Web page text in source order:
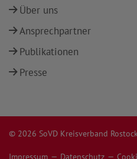
Über uns
Ansprechpartner
Publikationen
Presse
© 2026 SoVD Kreisverband Rostock
Impressum Datenschutz